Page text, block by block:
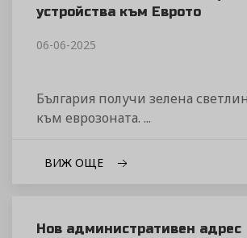
устройства към Еврото
06-06-2025
България получи зелена
към еврозоната. ...
ВИЖ ОЩЕ
Нов административен адрес